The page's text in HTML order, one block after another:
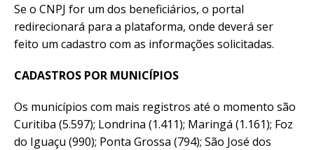
Se o CNPJ for um dos beneficiários, o portal
redirecionará para a plataforma, onde deverá ser
feito um cadastro com as informações solicitadas.
CADASTROS POR MUNICÍPIOS
Os municípios com mais registros até o momento são
Curitiba (5.597); Londrina (1.411); Maringá (1.161); Foz
do Iguaçu (990); Ponta Grossa (794); São José dos